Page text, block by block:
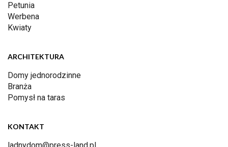
Petunia
Werbena
Kwiaty
ARCHITEKTURA
Domy jednorodzinne
Branża
Pomysł na taras
KONTAKT